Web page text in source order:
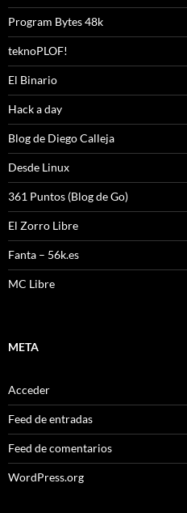
Program Bytes 48k
teknoPLOF!
El Binario
Hack a day
Blog de Diego Calleja
Desde Linux
361 Puntos (Blog de Go)
El Zorro Libre
Fanta – 56k.es
MC Libre
META
Acceder
Feed de entradas
Feed de comentarios
WordPress.org